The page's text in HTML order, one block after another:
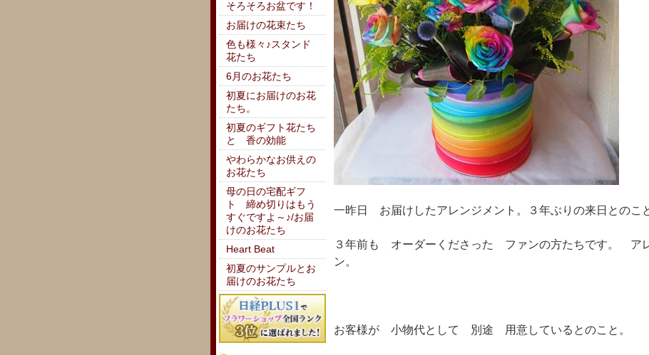
一昨日 お届けしたアレンジメント。３年ぶりの来日とのこと
３年前も オーダーくださった ファンの方たちです。 ア
ン。
お客様が 小物代として 別途 用意しているとのこと。
そろそろお盆です！
お届けの花束たち
色も様々♪スタンド
花たち
6月のお花たち
初夏にお届けのお花
たち。
初夏のギフト花たち
と 香の効能
やわらかなお供えの
お花たち
母の日の宅配ギフ
ト 締め切りはもう
すぐですよ～♪/お届
けのお花たち
Heart Beat
初夏のサンプルとお
届けのお花たち